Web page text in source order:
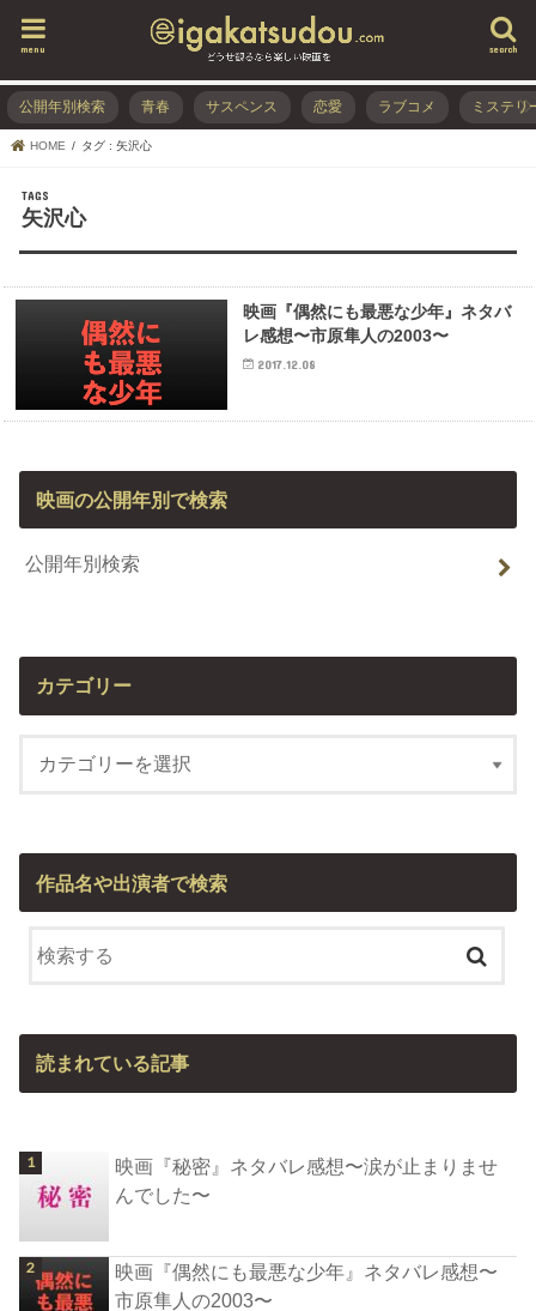
search
menu
公開年別検索 青春 サスペンス 恋愛 ラブコメ ミステリ
HOME タグ : 矢沢心
矢沢心
映画『偶然にも最悪な少年』ネタバ
レ感想〜市原隼人の2003〜
2017.12.08
映画の公開年別で検索
公開年別検索
カテゴリー
作品名や出演者で検索
読まれている記事
映画『秘密』ネタバレ感想〜涙が止まりませ
んでした〜
映画『偶然にも最悪な少年』ネタバレ感想〜
市原隼人の2003〜